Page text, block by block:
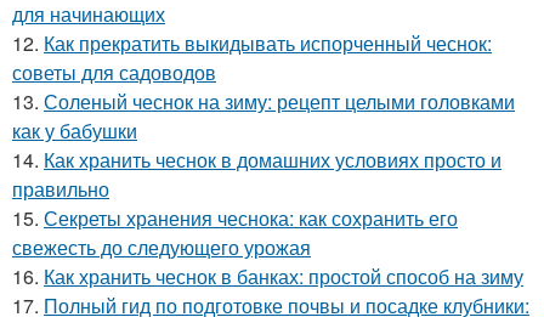
для начинающих
12. Как прекратить выкидывать испорченный чеснок:
советы для садоводов
13. Соленый чеснок на зиму: рецепт целыми головками
как у бабушки
14. Как хранить чеснок в домашних условиях просто и
правильно
15. Секреты хранения чеснока: как сохранить его
свежесть до следующего урожая
16. Как хранить чеснок в банках: простой способ на зиму
17. Полный гид по подготовке почвы и посадке клубники: